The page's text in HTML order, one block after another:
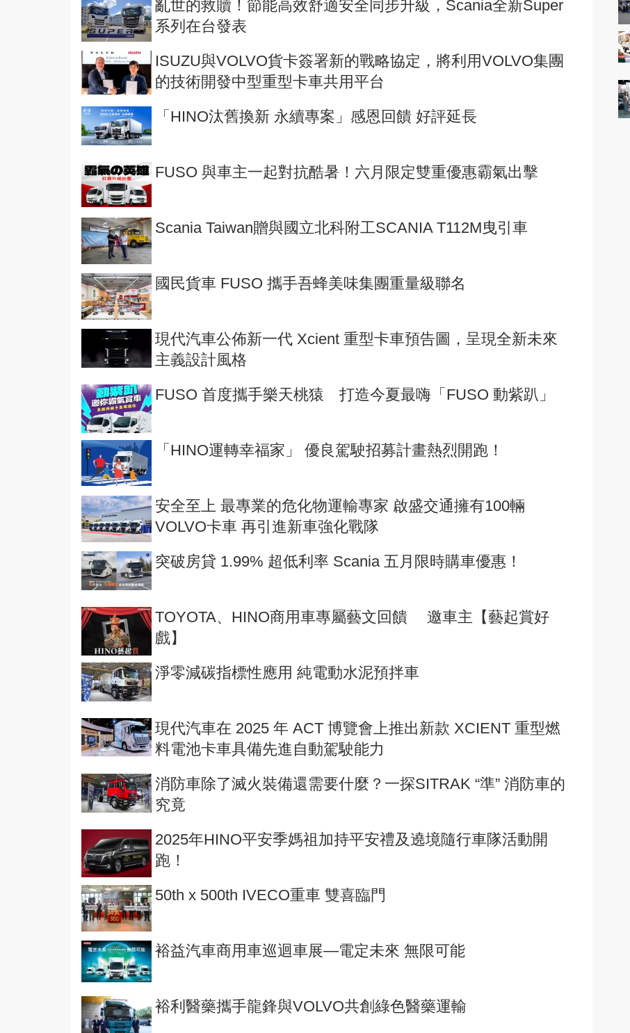
亂世的救贖！節能高效舒適安全同步升級，Scania全新Super
系列在台發表
ISUZU與VOLVO貨卡簽署新的戰略協定，將利用VOLVO集團
的技術開發中型重型卡車共用平台
「HINO汰舊換新 永續專案」感恩回饋 好評延長
FUSO 與車主一起對抗酷暑！六月限定雙重優惠霸氣出擊
Scania Taiwan贈與國立北科附工SCANIA T112M曳引車
國民貨車 FUSO 攜手吾蜂美味集團重量級聯名
現代汽車公佈新一代 Xcient 重型卡車預告圖，呈現全新未來
主義設計風格
FUSO 首度攜手樂天桃猿 打造今夏最嗨「FUSO 動紫趴」
「HINO運轉幸福家」 優良駕駛招募計畫熱烈開跑！
安全至上 最專業的危化物運輸專家 啟盛交通擁有100輛
VOLVO卡車 再引進新車強化戰隊
突破房貸 1.99% 超低利率 Scania 五月限時購車優惠！
TOYOTA、HINO商用車專屬藝文回饋 邀車主【藝起賞好
戲】
淨零減碳指標性應用 純電動水泥預拌車
現代汽車在 2025 年 ACT 博覽會上推出新款 XCIENT 重型燃
料電池卡車具備先進自動駕駛能力
消防車除了滅火裝備還需要什麼？一探SITRAK “準” 消防車的
究竟
2025年HINO平安季媽祖加持平安禮及遶境隨行車隊活動開
跑！
50th x 500th IVECO重車 雙喜臨門
裕益汽車商用車巡迴車展—電定未來 無限可能
裕利醫藥攜手龍鋒與VOLVO共創綠色醫藥運輸